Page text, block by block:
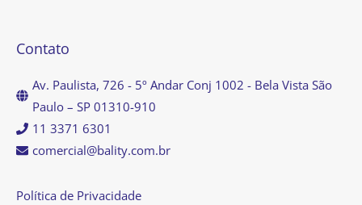
Contato
Av. Paulista, 726 - 5º Andar Conj 1002 - Bela Vista São
Paulo – SP 01310-910
11 3371 6301
comercial@bality.com.br
Política de Privacidade